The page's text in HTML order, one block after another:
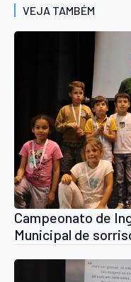
VEJA TAMBÉM
Campeonato de
Municipal de